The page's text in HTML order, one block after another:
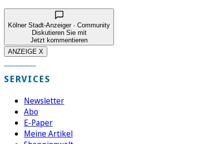
Kölner Stadt-Anzeiger · Community
Diskutieren Sie mit
Jetzt kommentieren
ANZEIGE X
SERVICES
Newsletter
Abo
E-Paper
Meine Artikel